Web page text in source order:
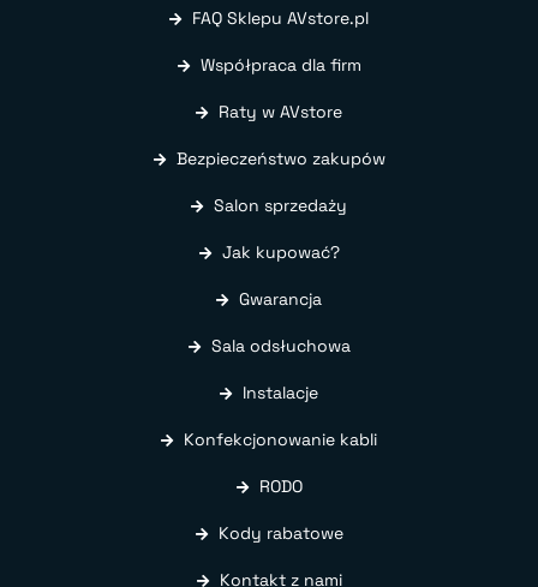
FAQ Sklepu AVstore.pl
Współpraca dla firm
Raty w AVstore
Bezpieczeństwo zakupów
Salon sprzedaży
Jak kupować?
Gwarancja
Sala odsłuchowa
Instalacje
Konfekcjonowanie kabli
RODO
Kody rabatowe
Kontakt z nami